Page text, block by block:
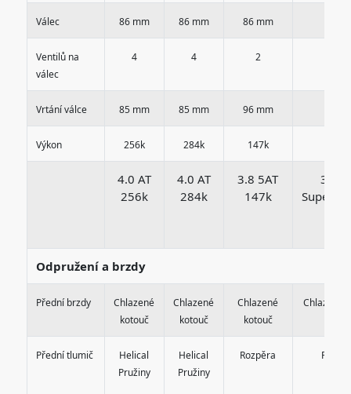
Válec 86 mm 86 mm 86 mm
Ventilů na
válec
4 4 2
Vrtání válce 85 mm 85 mm 96 mm
Výkon 256k 284k 147k
4.0 AT
256k
4.0 AT
284k
3.8 5AT
147k
3.8
Odpružení a brzdy
Přední brzdy
Chlazené
kotouč
Chlazené
kotouč
Chlazené
kotouč
Chlazené
Přední tlumič
Helical
Pružiny
Helical
Pružiny
Rozpěra